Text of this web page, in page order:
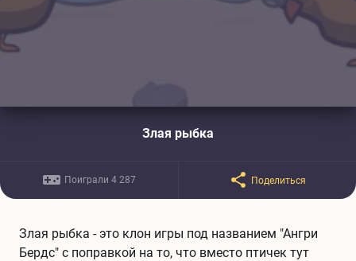
Злая рыбка
Поиграли 4 287 Поделиться
Злая рыбка - это клон игры под названием "Ангри
Бердс" с поправкой на то, что вместо птичек тут